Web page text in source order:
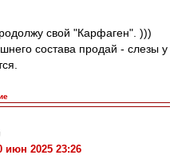
свой "Карфаген". )))
состава продай - слезы у
июн 2025 23:26